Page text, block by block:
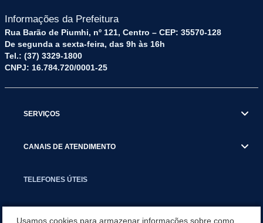
Informações da Prefeitura
Rua Barão de Piumhi, nº 121, Centro – CEP: 35570-128
De segunda a sexta-feira, das 9h às 16h
Tel.: (37) 3329-1800
CNPJ: 16.784.720/0001-25
SERVIÇOS
CANAIS DE ATENDIMENTO
TELEFONES ÚTEIS
Usamos cookies para armazenar informações sobre como